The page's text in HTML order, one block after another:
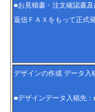
■お見積書・注文確認書
返信ＦＡＸをもって正式
デザインの作成 データ入
■デザインデータ入稿先：